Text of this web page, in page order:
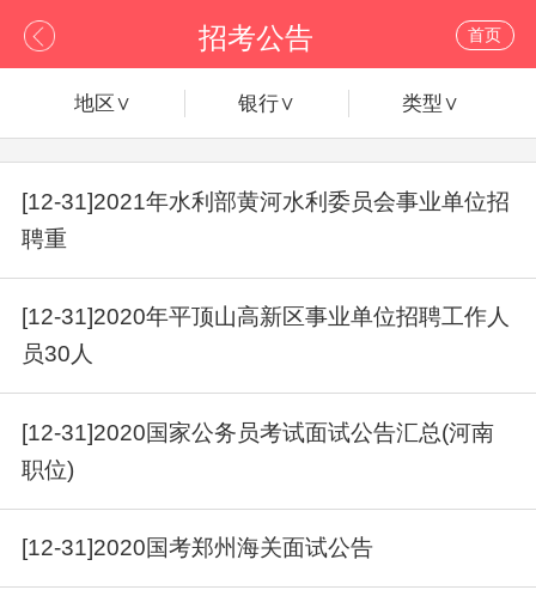
招考公告 首页
地区∨ 银行∨ 类型∨
[12-31]2021年水利部黄河水利委员会事业单位招
聘重
[12-31]2020年平顶山高新区事业单位招聘工作人
员30人
[12-31]2020国家公务员考试面试公告汇总(河南
职位)
[12-31]2020国考郑州海关面试公告